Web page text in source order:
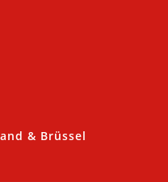
& Brüssel